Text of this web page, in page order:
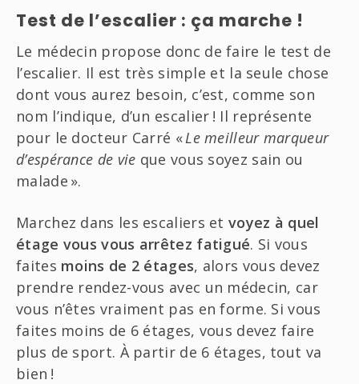
Test de l’escalier : ça marche !
Le médecin propose donc de faire le test de
l’escalier. Il est très simple et la seule chose
dont vous aurez besoin, c’est, comme son
nom l’indique, d’un escalier ! Il représente
pour le docteur Carré «Le meilleur marqueur
d’espérance de vie que vous soyez sain ou
malade ».
Marchez dans les escaliers et voyez à quel
étage vous vous arrêtez fatigué. Si vous
faites moins de 2 étages, alors vous devez
prendre rendez-vous avec un médecin, car
vous n’êtes vraiment pas en forme. Si vous
faites moins de 6 étages, vous devez faire
plus de sport. À partir de 6 étages, tout va
bien !